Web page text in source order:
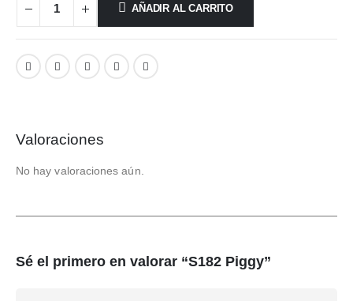
AÑADIR AL CARRITO
Valoraciones
No hay valoraciones aún.
Sé el primero en valorar “S182 Piggy”